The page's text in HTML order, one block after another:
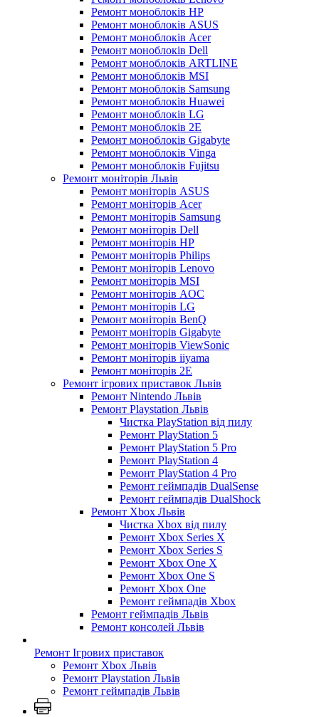
Ремонт моноблоків HP
Ремонт моноблоків ASUS
Ремонт моноблоків Acer
Ремонт моноблоків Dell
Ремонт моноблоків ARTLINE
Ремонт моноблоків MSI
Ремонт моноблоків Samsung
Ремонт моноблоків Huawei
Ремонт моноблоків LG
Ремонт моноблоків 2E
Ремонт моноблоків Gigabyte
Ремонт моноблоків Vinga
Ремонт моноблоків Fujitsu
Ремонт моніторів Львів
Ремонт моніторів ASUS
Ремонт моніторів Acer
Ремонт моніторів Samsung
Ремонт моніторів Dell
Ремонт моніторів HP
Ремонт моніторів Philips
Ремонт моніторів Lenovo
Ремонт моніторів MSI
Ремонт моніторів AOC
Ремонт моніторів LG
Ремонт моніторів BenQ
Ремонт моніторів Gigabyte
Ремонт моніторів ViewSonic
Ремонт моніторів iiyama
Ремонт моніторів 2E
Ремонт ігрових приставок Львів
Ремонт Nintendo Львів
Ремонт Playstation Львів
Чистка PlayStation від пилу
Ремонт PlayStation 5
Ремонт PlayStation 5 Pro
Ремонт PlayStation 4
Ремонт PlayStation 4 Pro
Ремонт геймпадів DualSense
Ремонт геймпадів DualShock
Ремонт Xbox Львів
Чистка Xbox від пилу
Ремонт Xbox Series X
Ремонт Xbox Series S
Ремонт Xbox One X
Ремонт Xbox One S
Ремонт Xbox One
Ремонт геймпадів Xbox
Ремонт геймпадів Львів
Ремонт консолей Львів
Ремонт Ігрових приставок
Ремонт Xbox Львів
Ремонт Playstation Львів
Ремонт геймпадів Львів